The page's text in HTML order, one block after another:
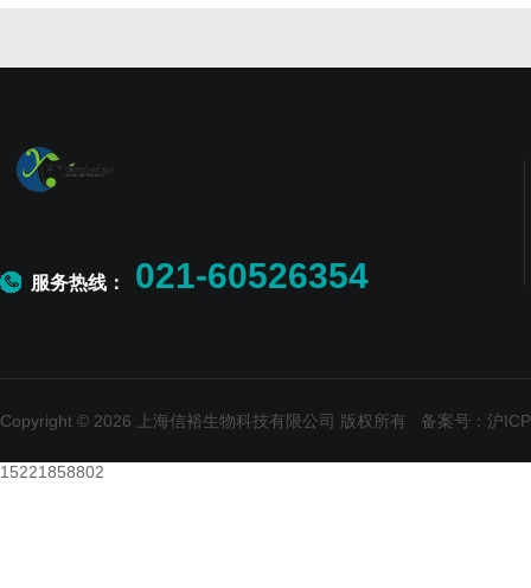
服务热线： 021-60526354
Copyright © 2026 上海信裕生物科技有限公司 版权所有 备案号：沪
15221858802